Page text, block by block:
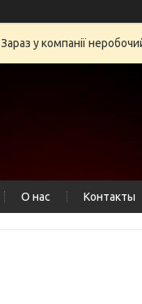
Зараз у компанії
О нас Контакты